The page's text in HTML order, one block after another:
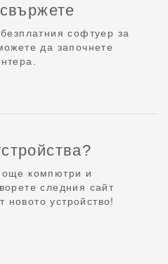
софтуер за
да започнете
компютри и
следния сайт
новото устройство!